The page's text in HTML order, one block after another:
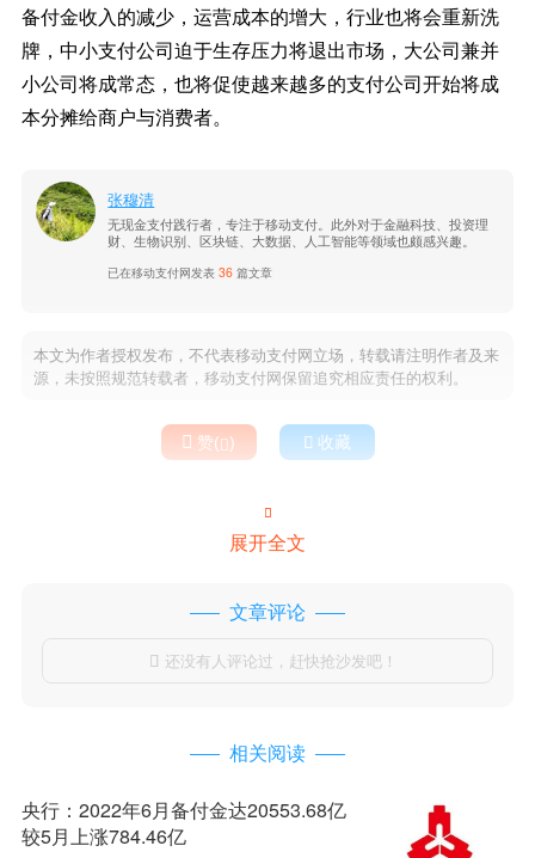
备付金收入的减少，运营成本的增大，行业也将会重新洗
牌，中小支付公司迫于生存压力将退出市场，大公司兼并
小公司将成常态，也将促使越来越多的支付公司开始将成
本分摊给商户与消费者。
张穆清
无现金支付践行者，专注于移动支付。此外对于金融科技、投资理
财、生物识别、区块链、大数据、人工智能等领域也颇感兴趣。
已在移动支付网发表36 篇文章
本文为作者授权发布，不代表移动支付网立场，转载请注明作者及来
源，未按照规范转载者，移动支付网保留追究相应责任的权利。
 赞()  收藏

展开全文
文章评论
 还没有人评论过，赶快抢沙发吧！
相关阅读
央行：2022年6月备付金达20553.68亿
较5月上涨784.46亿